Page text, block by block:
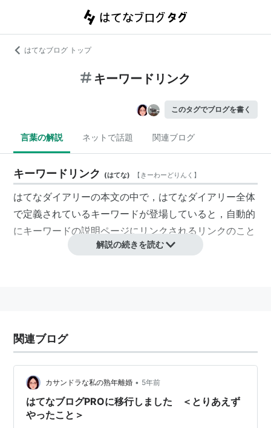
はてなブログ トップ
キーワードリンク
このタグでブログを書く
言葉の解説 ネットで話題 関連ブログ
キーワードリンク (はてな) 【きーわーどりんく 】
はてなダイアリーの本文の中で，はてなダイアリー全体
で定義されているキーワードが登場していると，自動的
にキーワードの説明ページにリンクされるリンクのこと
普通のリンク
[[〜〜]]
解説の続きを読む
関連ブログ
カサンドラな私の熟年離婚 • 5年前
はてなブログPROに移行しました ＜とりあえず
やったこと＞